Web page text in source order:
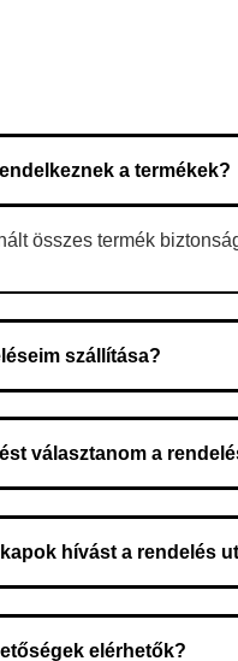
a termékek?
összes termék
szállítása?
választanom a
hívást a rendelés
elérhetők?